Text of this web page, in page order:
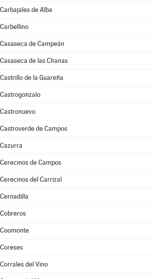
Carbajales de Alba
Carbellino
Casaseca de Campeán
Casaseca de las Chanas
Castrillo de la Guareña
Castrogonzalo
Castronuevo
Castroverde de Campos
Cazurra
Cerecinos de Campos
Cerecinos del Carrizal
Cernadilla
Cobreros
Coomonte
Coreses
Corrales del Vino